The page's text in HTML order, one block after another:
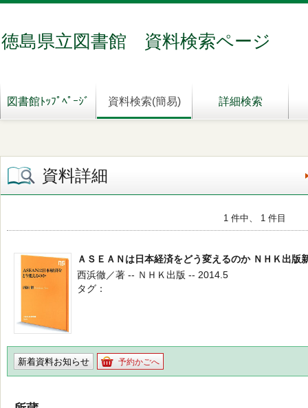
徳島県立図書館 資料検索ページ
図書館ﾄｯﾌﾟﾍﾟｰｼﾞ 資料検索(簡易) 詳細検索
資料詳細
1 件中、 1 件目
ＡＳＥＡＮは日本経済をどう変えるのか ＮＨＫ出版
西浜徹／著 -- ＮＨＫ出版 -- 2014.5
タグ
新着資料お知らせ 予約かごへ